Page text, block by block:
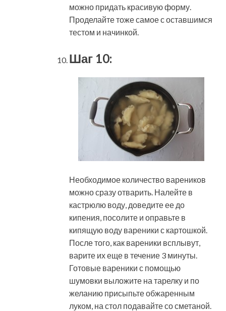
можно придать красивую форму.
Проделайте тоже самое с оставшимся
тестом и начинкой.
Шаг 10:
Необходимое количество вареников
можно сразу отварить. Налейте в
кастрюлю воду, доведите ее до
кипения, посолите и оправьте в
кипящую воду вареники с картошкой.
После того, как вареники всплывут,
варите их еще в течение 3 минуты.
Готовые вареники с помощью
шумовки выложите на тарелку и по
желанию присыпьте обжаренным
луком, на стол подавайте со сметаной.